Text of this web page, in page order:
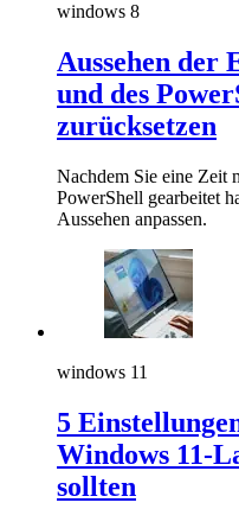
windows 8
Aussehen der
und des
zurücksetzen
Nachdem Sie eine Zeit
PowerShell gearbeitet
Aussehen anpassen.
windows 11
5
Windows 11-
sollten